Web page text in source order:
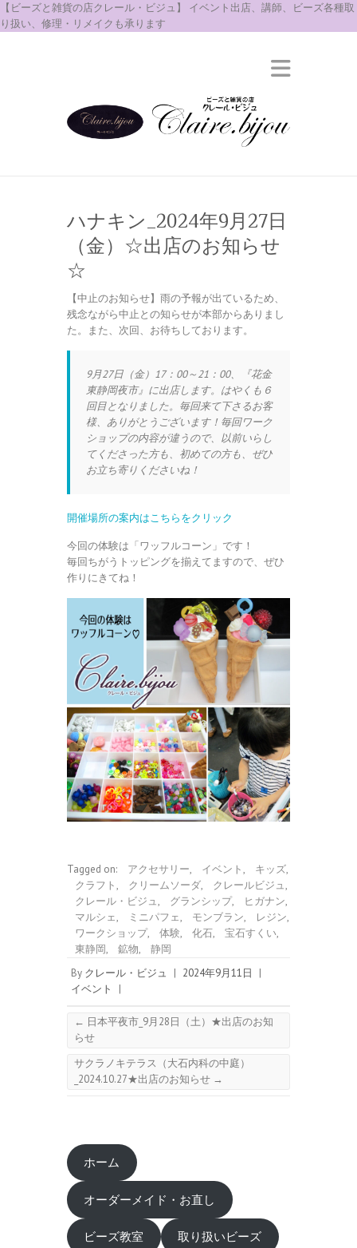
【ビーズと雑貨の店クレール・ビジュ】 イベント出店、講師、ビーズ各種取
り扱い、修理・リメイクも承ります
ハナキン_2024年9月27日
（金）☆出店のお知らせ
☆
【中止のお知らせ】雨の予報が出ているため、
残念ながら中止との知らせが本部からありまし
た。また、次回、お待ちしております。
9月27日（金）17：00～21：00、『花金
東静岡夜市』に出店します。はやくも６
回目となりました。毎回来て下さるお客
様、ありがとうございます！毎回ワーク
ショップの内容が違うので、以前いらし
てくださった方も、初めての方も、ぜひ
お立ち寄りくださいね！
開催場所の案内はこちらをクリック
今回の体験は「ワッフルコーン」です！
毎回ちがうトッピングを揃えてますので、ぜひ
作りにきてね！
Tagged on: アクセサリー, イベント, キッズ,
クラフト, クリームソーダ, クレールビジュ,
クレール・ビジュ, グランシップ, ヒガナン,
マルシェ, ミニパフェ, モンブラン, レジン,
ワークショップ, 体験, 化石, 宝石すくい,
東静岡, 鉱物,
静岡
By クレール・ビジュ | 2024年9月11日
|
イベント
|
← 日本平夜市_9月28日（土）★出店のお知
らせ
サクラノキテラス（大石内科の中庭）
_2024.10.27★出店のお知らせ →
ホーム
オーダーメイド・お直し
ビーズ教室 取り扱いビーズ